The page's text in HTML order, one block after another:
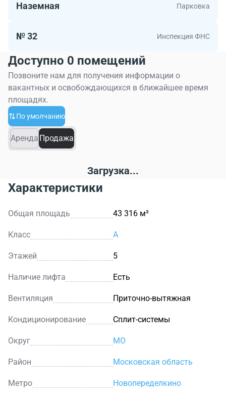
Наземная Парковка
№ 32 Инспекция ФНС
Доступно 0 помещений
Позвоните нам для получения информации о
вакантных и освобождающихся в ближайшее время
площадях.
По умолчанию
Аренда Продажа
Загрузка...
Характеристики
Общая площадь 43 316 м²
Класс A
Этажей 5
Наличие лифта Есть
Вентиляция Приточно-вытяжная
Кондиционирование Сплит-системы
Округ МО
Район Московская область
Метро Новопеределкино